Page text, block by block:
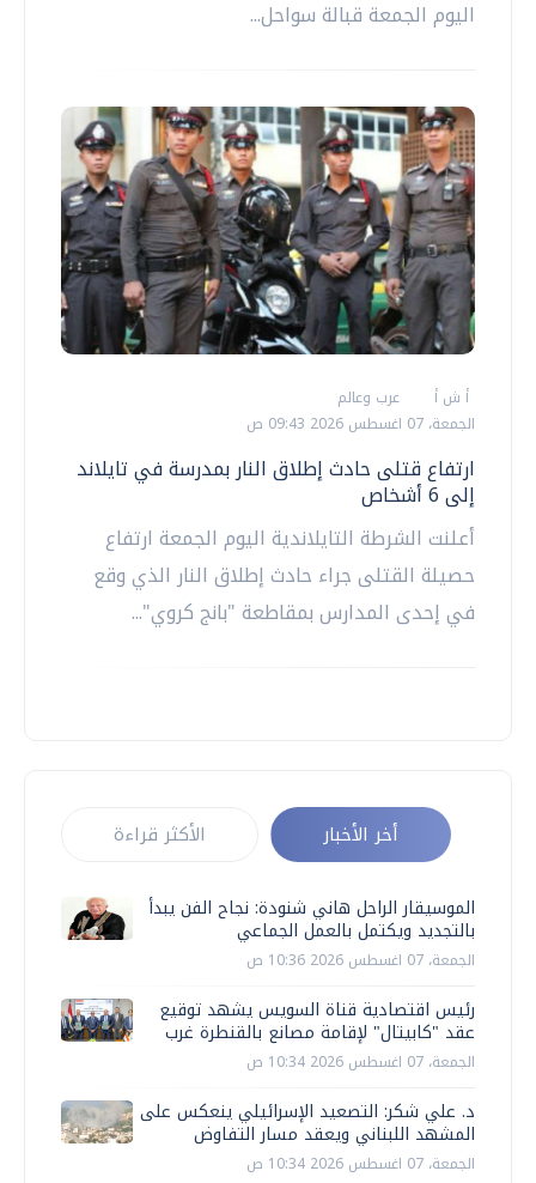
اليوم الجمعة قبالة سواحل...
أ ش أ
عرب وعالم
الجمعة، 07 اغسطس 2026 09:43 ص
ارتفاع قتلى حادث إطلاق النار بمدرسة في تايلاند
إلى 6 أشخاص
أعلنت الشرطة التايلاندية اليوم الجمعة ارتفاع
حصيلة القتلى جراء حادث إطلاق النار الذي وقع
في إحدى المدارس بمقاطعة "بانج كروي"...
أخر الأخبار الأكثر قراءة
الموسيقار الراحل هاني شنودة: نجاح الفن يبدأ
بالتجديد ويكتمل بالعمل الجماعي
الجمعة، 07 اغسطس 2026 10:36 ص
رئيس اقتصادية قناة السويس يشهد توقيع
عقد "كابيتال" لإقامة مصانع بالقنطرة غرب
الجمعة، 07 اغسطس 2026 10:34 ص
د. علي شكر: التصعيد الإسرائيلي ينعكس على
المشهد اللبناني ويعقد مسار التفاوض
الجمعة، 07 اغسطس 2026 10:34 ص